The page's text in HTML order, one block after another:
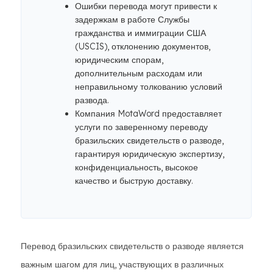
Ошибки перевода могут привести к
задержкам в работе Службы
гражданства и иммиграции США
(USCIS), отклонению документов,
юридическим спорам,
дополнительным расходам или
неправильному толкованию условий
развода.
Компания MotaWord предоставляет
услуги по заверенному переводу
бразильских свидетельств о разводе,
гарантируя юридическую экспертизу,
конфиденциальность, высокое
качество и быструю доставку.
Перевод бразильских свидетельств о разводе является
важным шагом для лиц, участвующих в различных